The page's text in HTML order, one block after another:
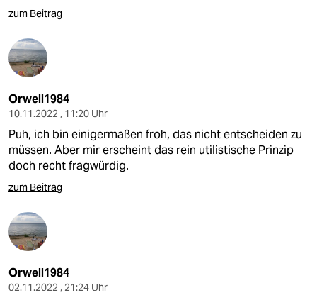
zum Beitrag
Orwell1984
10.11.2022 , 11:20 Uhr
Puh, ich bin einigermaßen froh, das nicht entscheiden zu
müssen. Aber mir erscheint das rein utilistische Prinzip
doch recht fragwürdig.
zum Beitrag
Orwell1984
02.11.2022 , 21:24 Uhr